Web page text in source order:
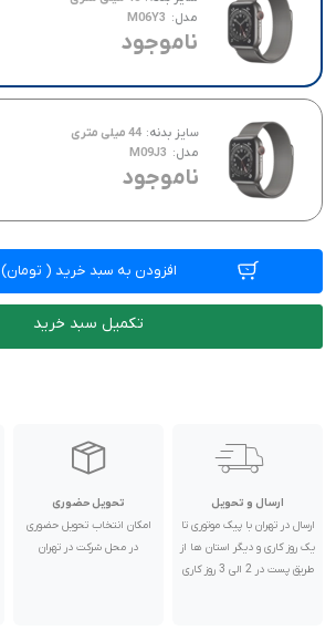
مدل: M06Y3
ناموجود
سایز بدنه: 44 میلی متری
مدل: M09J3
ناموجود
افزودن به سبد خرید ( تومان)
تکمیل سبد خرید
ارسال و تحویل
ارسال در تهران با پیک موتوری تا
یک روز کاری و دیگر استان ها از
طریق پست در 2 الی 3 روز کاری
تحویل حضوری
امکان انتخاب تحویل حضوری
در محل شرکت در تهران